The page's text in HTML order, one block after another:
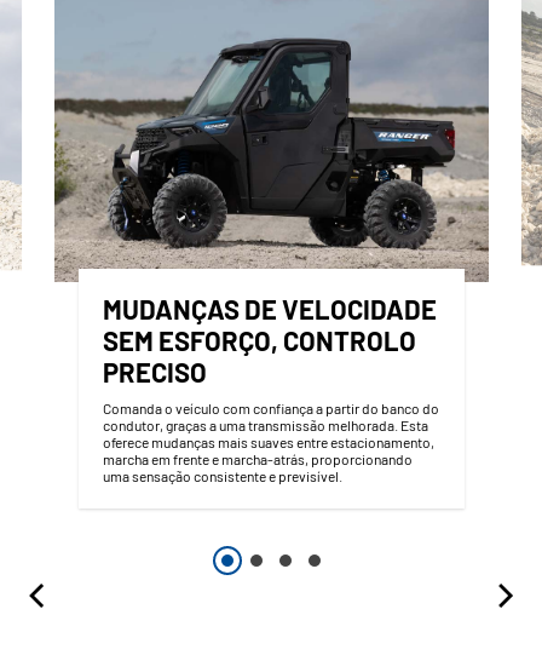
MUDANÇAS DE VELOCIDADE
SEM ESFORÇO, CONTROLO
PRECISO
Comanda o veículo com confiança a partir do banco do
condutor, graças a uma transmissão melhorada. Esta
oferece mudanças mais suaves entre estacionamento,
marcha em frente e marcha-atrás, proporcionando
uma sensação consistente e previsível.